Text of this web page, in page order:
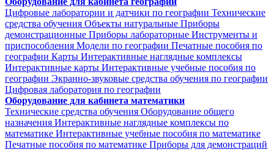
Цифровые лаборатории и датчики по географии Технические
средства обучения Объекты натуральные Приборы
демонстрационные Приборы лабораторные Инструменты и
приспособления Модели по географии Печатные пособия по
географии Карты Интерактивные наглядные комплексы
Интерактивные карты Интерактивные учебные пособия по
географии Экранно-звуковые средства обучения по географии
Цифровая лаборатория по географии
Оборудование для кабинета математики
Технические средства обучения Оборудование общего
назначения Интерактивные наглядные комплексы по
математике Интерактивные учебные пособия по математике
Печатные пособия по математике Приборы для демонстраций